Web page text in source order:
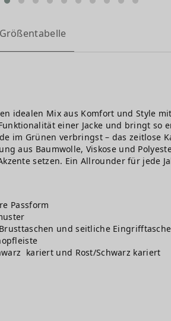
Größentabelle
idealen Mix aus Komfort und Style
einer Jacke und bringt
im Grünen verbringst – das zeitlose
aus Baumwolle, Viskose und
setzen. Ein Allrounder für jede
Passform
und seitliche
kariert und Rost/Schwarz kariert